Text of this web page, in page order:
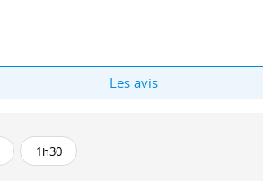
Les avis
1h30